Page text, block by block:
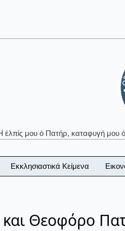
ἐλπίς μου ὁ Πατήρ, καταφυγή μου
Εκκλησιαστικά Κείμενα
και Θεοφόρο